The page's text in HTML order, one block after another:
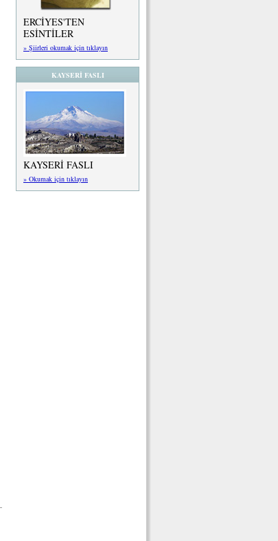
ERCİYES'TEN
ESİNTİLER
» Şiirleri okumak için tıklayın
KAYSERİ FASLI
KAYSERİ FASLI
» Okumak için tıklayın